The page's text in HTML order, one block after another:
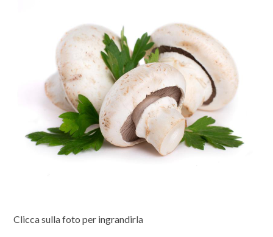
Clicca sulla foto per ingrandirla